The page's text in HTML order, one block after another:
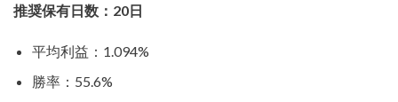
推奨保有日数：20日
平均利益：1.094%
勝率：55.6%